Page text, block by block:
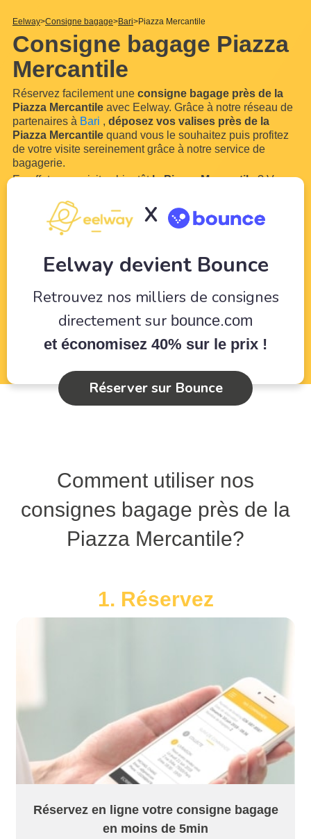
Eelway Consigne bagage Bari Piazza Mercantile
Consigne bagage Piazza
Mercantile
Réservez facilement une consigne bagage près de la
Piazza Mercantile avec Eelway. Grâce à notre réseau de
partenaires à Bari , déposez vos valises près de la
Piazza Mercantile quand vous le souhaitez puis profitez
de votre visite sereinement grâce à notre service de
bagagerie.
En effet, vous visitez bientôtla Piazza Mercantile? Vous
pour profiter de votre séjour ! Avec Eelway, laissez des
professionnels du tourisme veiller survos bagages
X
Eelway devient Bounce
Retrouvez nos milliers de consignes
directement sur bounce.com
et économisez 40% sur le prix !
Réserver sur Bounce
Comment utiliser nos
consignes bagage près de la
Piazza Mercantile?
1. Réservez
Réservez en ligne votre consigne bagage
en moins de 5min